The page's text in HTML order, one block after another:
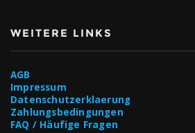
WEITERE LINKS
AGB
Impressum
Datenschutzerklaerung
Zahlungsbedingungen
FAQ / Häufige Fragen